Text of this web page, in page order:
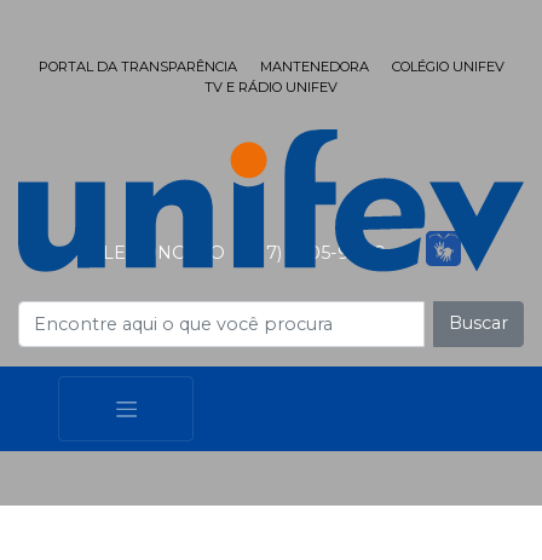
FALE CONOSCO (17) 3405-9999
PORTAL DA TRANSPARÊNCIA MANTENEDORA
COLÉGIO UNIFEV
TV E RÁDIO UNIFEV
Buscar